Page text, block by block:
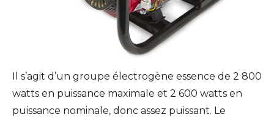
Il s’agit d’un groupe électrogène essence de 2 800
watts en puissance maximale et 2 600 watts en
puissance nominale, donc assez puissant. Le